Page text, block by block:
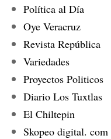
Política al Día
Oye Veracruz
Revista República
Variedades
Proyectos Politicos
Diario Los Tuxtlas
El Chiltepin
Skopeo digital. com